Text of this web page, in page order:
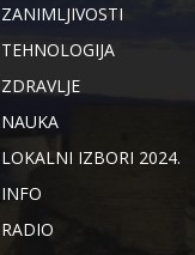
ZANIMLJIVOSTI
TEHNOLOGIJA
ZDRAVLJE
NAUKA
LOKALNI IZBORI 2024.
INFO
RADIO